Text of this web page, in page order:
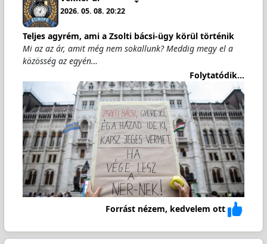
2026. 05. 08. 20:22
Teljes agyrém, ami a Zsolti bácsi-ügy körül történik
Mi az az ár, amit még nem sokallunk? Meddig megy el a
közösség az egyén…
Folytatódik...
Forrást nézem, kedvelem ott